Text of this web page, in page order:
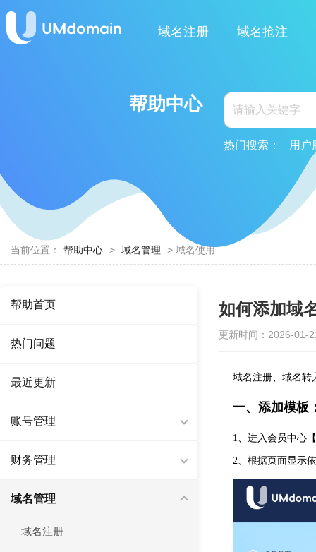
域名注册 域名抢注
帮助中心
热门搜索： 用户
当前位置： 帮助中心 > 域名管理 > 域名使用
帮助首页
热门问题
最近更新
账号管理
财务管理
域名管理
域名注册
如何添加域
更新时间：2026-01-
域名注册、域名转
一、添加模板
1、进入会员中心
2、根据页面显示